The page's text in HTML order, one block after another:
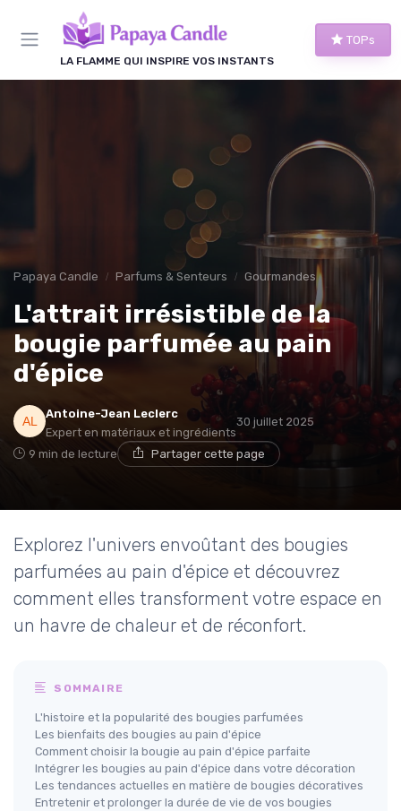
LA FLAMME QUI INSPIRE VOS INSTANTS
TOPs
Papaya Candle Parfums & Senteurs Gourmandes
L'attrait irrésistible de la
bougie parfumée au pain
d'épice
Antoine-Jean Leclerc
Expert en matériaux et ingrédients
30 juillet 2025
9 min de lecture Partager cette page
Explorez l'univers envoûtant des bougies
parfumées au pain d'épice et découvrez
comment elles transforment votre espace en
un havre de chaleur et de réconfort.
SOMMAIRE
L'histoire et la popularité des bougies parfumées
Les bienfaits des bougies au pain d'épice
Comment choisir la bougie au pain d'épice parfaite
Intégrer les bougies au pain d'épice dans votre décoration
Les tendances actuelles en matière de bougies décoratives
Entretenir et prolonger la durée de vie de vos bougies
Panneau de gestion des cookies